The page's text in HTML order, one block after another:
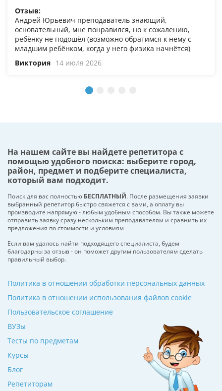
Отзыв:
Андрей Юрьевич преподаватель знающий,
основательный, мне понравился, но к сожалению,
ребёнку не подошёл (возможно обратимся к нему с
младшим ребёнком, когда у него физика начнётся)
Виктория 14 июля 2026
На нашем сайте вы найдете репетитора с
помощью удобного поиска: выберите город,
район, предмет и подберите специалиста,
который вам подходит.
Поиск для вас полностью БЕСПЛАТНЫЙ. После размещения заявки
выбранный репетитор быстро свяжется с вами, а оплату вы
производите напрямую - любым удобным способом. Вы также можете
отправить заявку сразу нескольким преподавателям и сравнить их
предложения по стоимости и условиям
Если вам удалось найти подходящего специалиста, будем
благодарны за отзыв - он поможет другим пользователям сделать
правильный выбор.
ВУЗы
Тесты по предметам
Курсы
Блог
Репетиторам
Политика в отношении обработки персональных данных
Политика в отношении использования файлов cookie
Пользовательское соглашение